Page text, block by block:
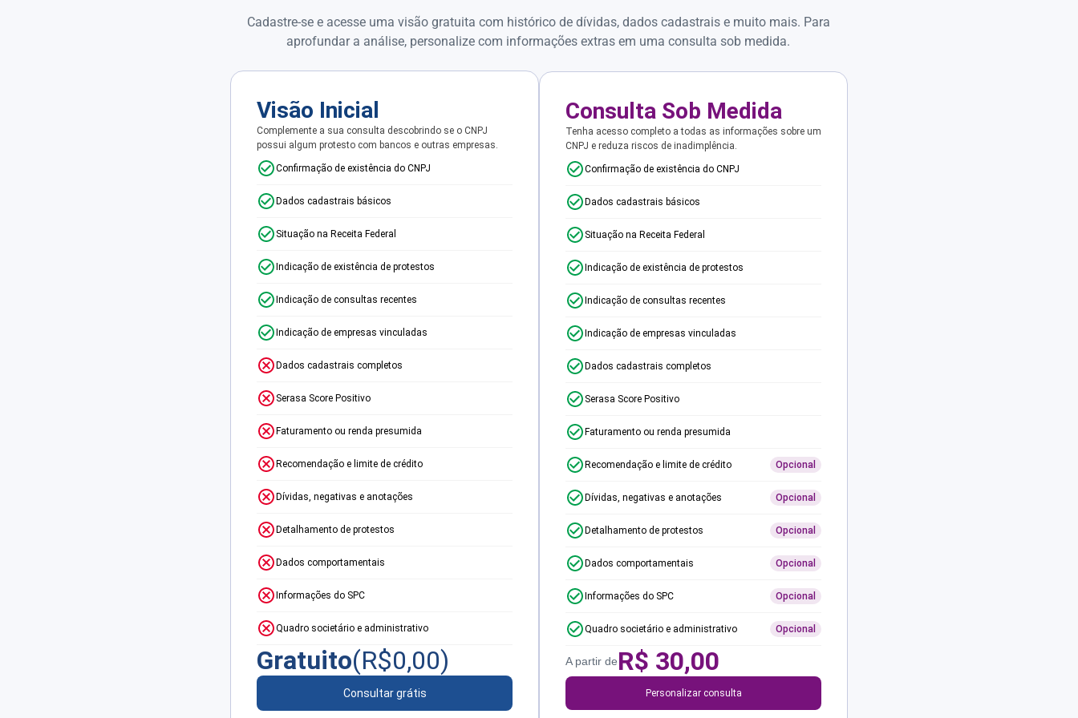
Cadastre-se e acesse uma visão gratuita com histórico de dívidas, dados cadastrais e muito mais. Para
aprofundar a análise, personalize com informações extras em uma consulta sob medida.
Visão Inicial
Complemente a sua consulta descobrindo se o CNPJ
possui algum protesto com bancos e outras empresas.
Confirmação de existência do CNPJ
Dados cadastrais básicos
Situação na Receita Federal
Indicação de existência de protestos
Indicação de consultas recentes
Indicação de empresas vinculadas
Dados cadastrais completos
Serasa Score Positivo
Faturamento ou renda presumida
Recomendação e limite de crédito
Dívidas, negativas e anotações
Detalhamento de protestos
Dados comportamentais
Informações do SPC
Quadro societário e administrativo
Gratuito(R$0,00)
Consultar grátis
Consulta Sob Medida
Tenha acesso completo a todas as informações sobre um
CNPJ e reduza riscos de inadimplência.
Confirmação de existência do CNPJ
Dados cadastrais básicos
Situação na Receita Federal
Indicação de existência de protestos
Indicação de consultas recentes
Indicação de empresas vinculadas
Dados cadastrais completos
Serasa Score Positivo
Faturamento ou renda presumida
Recomendação e limite de crédito Opcional
Dívidas, negativas e anotações Opcional
Detalhamento de protestos Opcional
Dados comportamentais Opcional
Informações do SPC Opcional
Quadro societário e administrativo Opcional
A partir deR$ 30,00
Personalizar consulta